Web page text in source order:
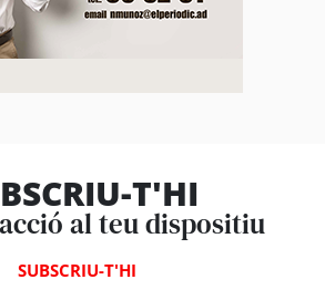
T'HI
al teu dispositiu
SUBSCRIU-T'HI